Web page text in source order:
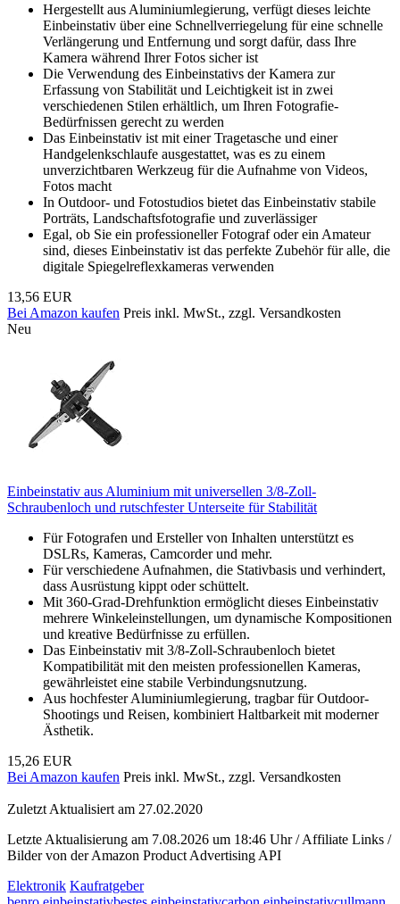
Hergestellt aus Aluminiumlegierung, verfügt dieses leichte
Einbeinstativ über eine Schnellverriegelung für eine schnelle
Verlängerung und Entfernung und sorgt dafür, dass Ihre
Kamera während Ihrer Fotos sicher ist
Die Verwendung des Einbeinstativs der Kamera zur
Erfassung von Stabilität und Leichtigkeit ist in zwei
verschiedenen Stilen erhältlich, um Ihren Fotografie-
Bedürfnissen gerecht zu werden
Das Einbeinstativ ist mit einer Tragetasche und einer
Handgelenkschlaufe ausgestattet, was es zu einem
unverzichtbaren Werkzeug für die Aufnahme von Videos,
Fotos macht
In Outdoor- und Fotostudios bietet das Einbeinstativ stabile
Porträts, Landschaftsfotografie und zuverlässiger
Egal, ob Sie ein professioneller Fotograf oder ein Amateur
sind, dieses Einbeinstativ ist das perfekte Zubehör für alle, die
digitale Spiegelreflexkameras verwenden
13,56 EUR
Bei Amazon kaufen Preis inkl. MwSt., zzgl. Versandkosten
Neu
Einbeinstativ aus Aluminium mit universellen 3/8-Zoll-
Schraubenloch und rutschfester Unterseite für Stabilität
Für Fotografen und Ersteller von Inhalten unterstützt es
DSLRs, Kameras, Camcorder und mehr.
Für verschiedene Aufnahmen, die Stativbasis und verhindert,
dass Ausrüstung kippt oder schüttelt.
Mit 360-Grad-Drehfunktion ermöglicht dieses Einbeinstativ
mehrere Winkeleinstellungen, um dynamische Kompositionen
und kreative Bedürfnisse zu erfüllen.
Das Einbeinstativ mit 3/8-Zoll-Schraubenloch bietet
Kompatibilität mit den meisten professionellen Kameras,
gewährleistet eine stabile Verbindungsnutzung.
Aus hochfester Aluminiumlegierung, tragbar für Outdoor-
Shootings und Reisen, kombiniert Haltbarkeit mit moderner
Ästhetik.
15,26 EUR
Bei Amazon kaufen Preis inkl. MwSt., zzgl. Versandkosten
Zuletzt Aktualisiert am 27.02.2020
Letzte Aktualisierung am 7.08.2026 um 18:46 Uhr / Affiliate Links /
Bilder von der Amazon Product Advertising API
Elektronik Kaufratgeber